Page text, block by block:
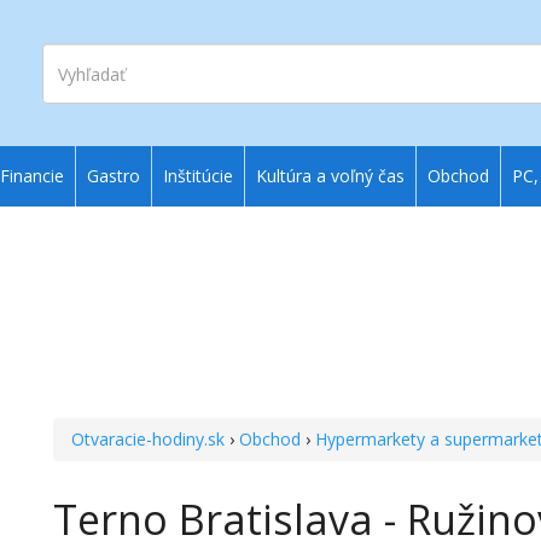
Vyhľadať
Otvaracie-hodiny.sk ›Obchod › Hypermarkety a
Terno Bratislava -
Financie Gastro Inštitúcie Kultúra a voľný čas Obchod